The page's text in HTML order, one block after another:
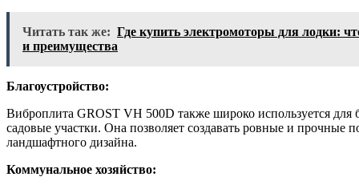
Читать так же: Где купить электромоторы для лодки:
и преимущества
Благоустройство:
Виброплита GROST VH 500D также широко используется для
садовые участки. Она позволяет создавать ровные и прочные
ландшафтного дизайна.
Коммунальное хозяйство: